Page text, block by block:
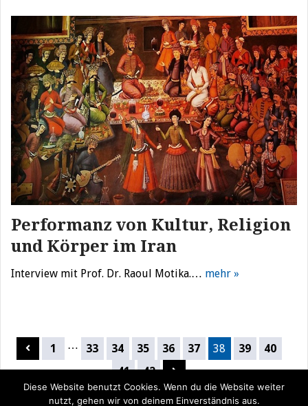
Performanz von Kultur, Religion
und Körper im Iran
Interview mit Prof. Dr. Raoul Motika.… mehr »
Seitennummerierung
der
Beiträge
1 … 33 34 35 36 37 38 39
40
41
42
Diese Website benutzt Cookies. Wenn du die Website weiter
nutzt, gehen wir von deinem Einverständnis aus.